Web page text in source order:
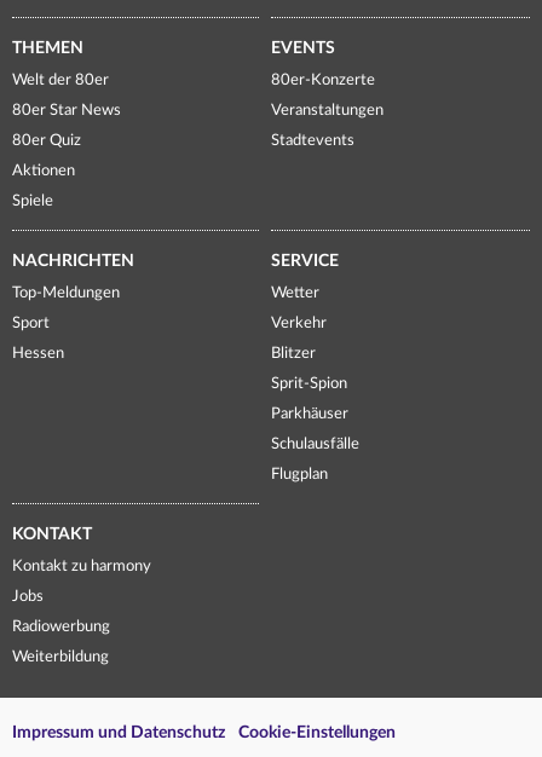
THEMEN
Welt der 80er
80er Star News
80er Quiz
Aktionen
Spiele
EVENTS
80er-Konzerte
Veranstaltungen
Stadtevents
NACHRICHTEN
Top-Meldungen
Sport
Hessen
SERVICE
Wetter
Verkehr
Blitzer
Sprit-Spion
Parkhäuser
Schulausfälle
Flugplan
KONTAKT
Kontakt zu harmony
Jobs
Radiowerbung
Weiterbildung
Impressum und Datenschutz Cookie-Einstellungen